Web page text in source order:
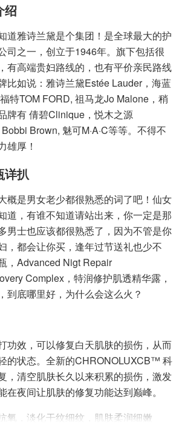
绍
道雅诗兰黛是个集团！是全球最大的护
司之一，创立于1946年。旗下包括很
有高端贵妇路线的，也有平价亲民路线
比如说：雅诗兰黛Estée Lauder，海蓝
特TOM FORD, 祖马龙Jo Malone，稍
牌有 倩碧Clinique，悦木之源
Brown, 魅可M·A·C等等。不得不
雄厚！
详扒
概是男女老少都很熟悉的词了吧！仙女
道，有谁不知道请站出来，你一定是那
男士也应该都很熟悉了，因为不管是你
，都会让你买，逢年过节送礼也少不
，Advanced Nigt Repair
Complex，特润修护肌透精华露，
到底哪里好，为什么会这么火？
功效，可以修复白天肌肤的损伤，从而
的状态。全新的CHRONOLUXCB™ 科
，清空肌肤长久以来积累的损伤，激发
在夜间让肌肤的修复功能达到巅峰。
氧，淡化干纹细纹，肌肤柔润细嫩